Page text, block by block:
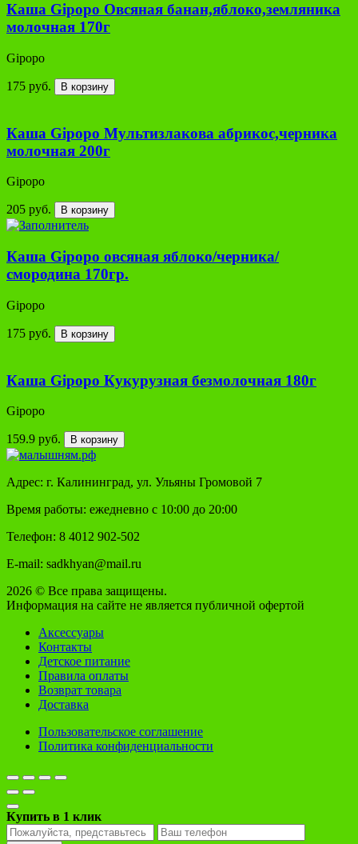
Каша Gipopo Овсяная банан,яблоко,земляника
молочная 170г
Gipopo
175 руб. В корзину
Каша Gipopo Мультизлакова абрикос,черника
молочная 200г
Gipopo
205 руб. В корзину
Каша Gipopo овсяная яблоко/черника/
смородина 170гр.
Gipopo
175 руб. В корзину
Каша Gipopo Кукурузная безмолочная 180г
Gipopo
159.9 руб. В корзину
Адрес: г. Калининград, ул. Ульяны Громовой 7
Время работы: ежедневно с 10:00 до 20:00
Телефон: 8 4012 902-502
E-mail: sadkhyan@mail.ru
2026 © Все права защищены.
Информация на сайте не является публичной офертой
Аксессуары
Контакты
Детское питание
Правила оплаты
Возврат товара
Доставка
Пользовательское соглашение
Политика конфиденциальности
Купить в 1 клик